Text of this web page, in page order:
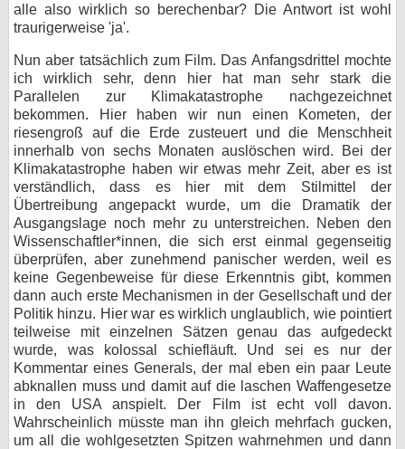
alle also wirklich so berechenbar? Die Antwort ist wohl
traurigerweise 'ja'.
Nun aber tatsächlich zum Film. Das Anfangsdrittel mochte
ich wirklich sehr, denn hier hat man sehr stark die
Parallelen zur Klimakatastrophe nachgezeichnet
bekommen. Hier haben wir nun einen Kometen, der
riesengroß auf die Erde zusteuert und die Menschheit
innerhalb von sechs Monaten auslöschen wird. Bei der
Klimakatastrophe haben wir etwas mehr Zeit, aber es ist
verständlich, dass es hier mit dem Stilmittel der
Übertreibung angepackt wurde, um die Dramatik der
Ausgangslage noch mehr zu unterstreichen. Neben den
Wissenschaftler*innen, die sich erst einmal gegenseitig
überprüfen, aber zunehmend panischer werden, weil es
keine Gegenbeweise für diese Erkenntnis gibt, kommen
dann auch erste Mechanismen in der Gesellschaft und der
Politik hinzu. Hier war es wirklich unglaublich, wie pointiert
teilweise mit einzelnen Sätzen genau das aufgedeckt
wurde, was kolossal schiefläuft. Und sei es nur der
Kommentar eines Generals, der mal eben ein paar Leute
abknallen muss und damit auf die laschen Waffengesetze
in den USA anspielt. Der Film ist echt voll davon.
Wahrscheinlich müsste man ihn gleich mehrfach gucken,
um all die wohlgesetzten Spitzen wahrnehmen und dann